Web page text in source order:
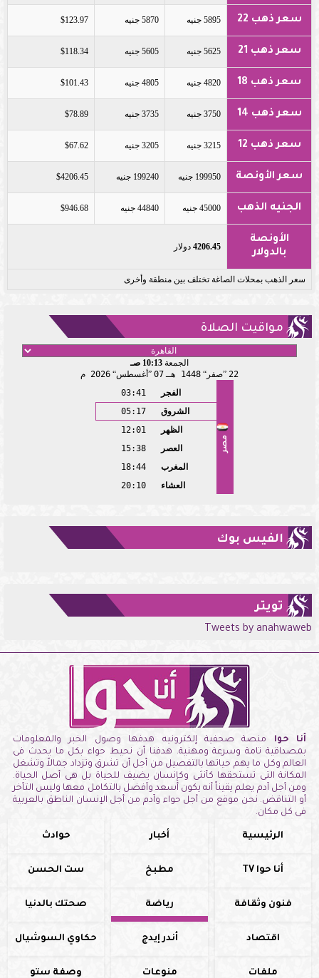
سعر ذهب 22 5895 جنيه 5870 جنيه $123.97
سعر ذهب 21 5625 جنيه 5605 جنيه $118.34
سعر ذهب 18 4820 جنيه 4805 جنيه $101.43
سعر ذهب 14 3750 جنيه 3735 جنيه $78.89
سعر ذهب 12 3215 جنيه 3205 جنيه $67.62
سعر الأونصة 199950 جنيه 199240 جنيه $4206.45
الجنيه الذهب 45000 جنيه 44840 جنيه $946.68
الأونصة
بالدولار
4206.45 دولار
سعر الذهب بمحلات الصاغة تختلف بين منطقة وأخرى
مواقيت الصلاة
الجمعة 10:13 صـ
22 صفر 1448 هـ 07 أغسطس 2026 م
مصر
الفجر
03:41
الشروق
05:17
الظهر
12:01
العصر
15:38
المغرب
18:44
العشاء
20:10
الفيس بوك
تويتر
Tweets by anahwaweb
أنا حوا منصة صحفية إلكترونيه هدفها وصول الخبر والمعلومات
بمصداقية تامة وسرعة ومهنية. هدفنا أن نحيط حواء بكل ما يحدث فى
العالم وكل ما يهم حياتها بالتفصيل من أجل أن تشرق وتزداد جمالاً وتشغل
المكانة التى تستحقها كأنثى وكإنسان يضيف للحياة بل هى أصل الحياة.
ومن أجل آدم يعلم يقيناً أنه يكون أسعد وأفضل بالتكامل معها وليس التأخر
أو التناقض. نحن موقع من أجل حواء وآدم من أجل الإنسان الناطق بالعربية
فى كل مكان.
الرئيسية أخبار حوادث
أنا حوا TV مطبخ ست الحسن
فنون وثقافة رياضة صحتك بالدنيا
اقتصاد أندر إيدج حكاوي السوشيال
ملفات منوعات وصفة ستو